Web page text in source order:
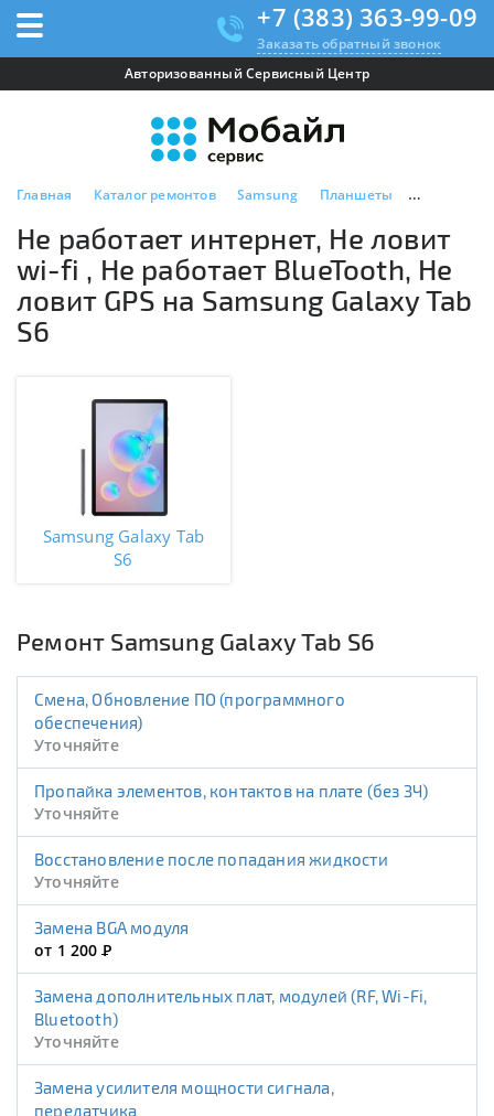
+7 (383) 363-99-09
Заказать обратный звонок
Авторизованный Сервисный Центр
Главная Каталог ремонтов Samsung Планшеты Samsung
Не работает интернет, Не ловит
wi-fi , Не работает BlueTooth, Не
ловит GPS на Samsung Galaxy Tab
S6
Samsung Galaxy Tab
S6
Ремонт Samsung Galaxy Tab S6
Смена, Обновление ПО (программного
обеспечения)
Уточняйте
Пропайка элементов, контактов на плате (без ЗЧ)
Уточняйте
Восстановление после попадания жидкости
Уточняйте
Замена BGA модуля
от 1 200Р
Замена дополнительных плат, модулей (RF, Wi-Fi,
Bluetooth)
Уточняйте
Замена усилителя мощности сигнала,
передатчика